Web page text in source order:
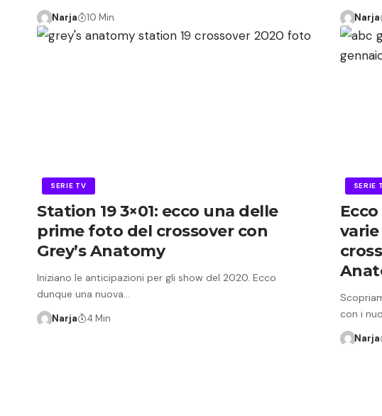
Narja 10 Min Narja
SERIE TV
Station 19 3×01: ecco una delle
prime foto del crossover con
Grey’s Anatomy
Iniziano le anticipazioni per gli show del 2020. Ecco
dunque una nuova…
Narja 4 Min
SERIE
varie
con i
Narja